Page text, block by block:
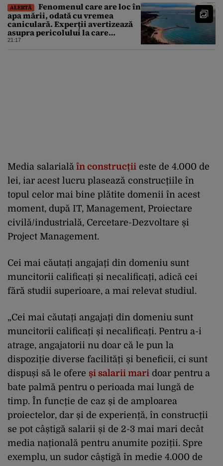
ALERTĂ
Fenomenul care are loc în
apa mării, odată cu vremea
caniculară. Experții avertizează
asupra pericolului la care
oamenii pot fi expuși
21:17
Media salarială în construcții este de 4.000 de
lei, iar acest lucru plasează construcțiile în
topul celor mai bine plătite domenii în acest
moment, după IT, Management, Proiectare
civilă/industrială, Cercetare-Dezvoltare și
Project Management.
Cei mai căutați angajați din domeniu sunt
muncitorii calificați și necalificați, adică cei
fără studii superioare, a mai relevat studiul.
„Cei mai căutați angajați din domeniu sunt
muncitorii calificați și necalificați. Pentru a-i
atrage, angajatorii nu doar că le pun la
dispoziție diverse facilități și beneficii, ci sunt
dispuși să le ofere și salarii mari doar pentru a
bate palmă pentru o perioada mai lungă de
timp. În funcție de caz și de amploarea
proiectelor, dar și de experiență, în construcții
se pot câștigă salarii și de 2-3 mai mari decât
media națională pentru anumite poziții. Spre
exemplu, un sudor câștigă în medie 4.000 de